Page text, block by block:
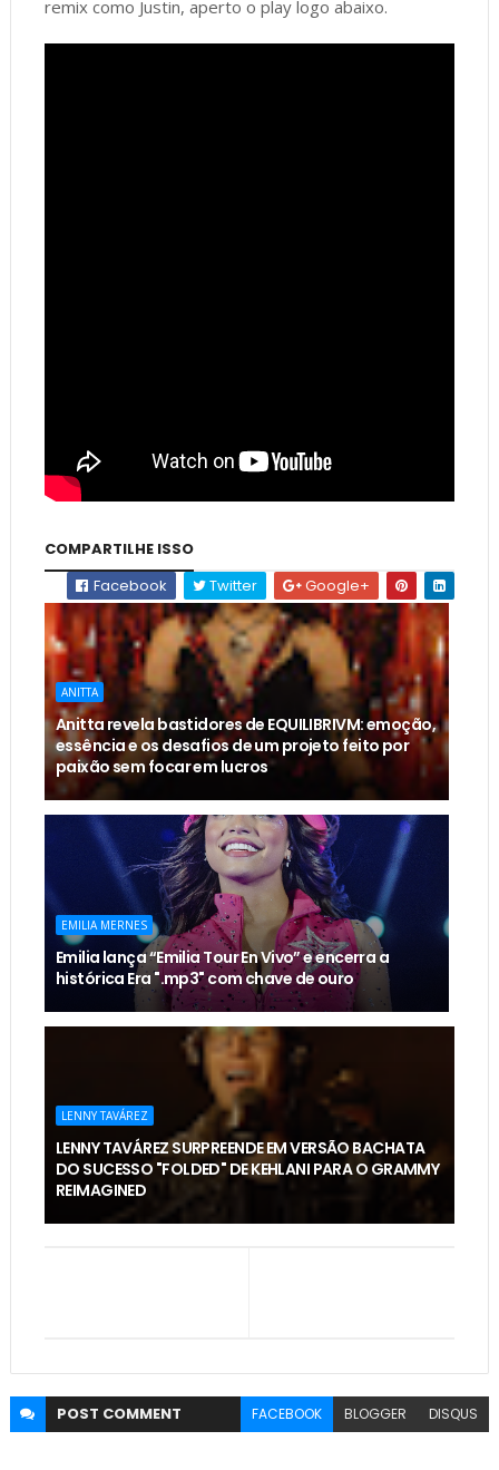
remix como Justin, aperto o play logo abaixo.
COMPARTILHE ISSO
Facebook
Twitter Google+
ANITTA
Anitta revela bastidores de EQUILIBRIVM: emoção,
essência e os desafios de um projeto feito por
paixão sem focar em lucros
EMILIA MERNES
Emilia lança “Emilia Tour En Vivo” e encerra a
histórica Era ".mp3" com chave de ouro
LENNY TAVÁREZ
LENNY TAVÁREZ SURPREENDE EM VERSÃO BACHATA
DO SUCESSO "FOLDED" DE KEHLANI PARA O GRAMMY
REIMAGINED
POST COMMENT FACEBOOK BLOGGER DISQUS